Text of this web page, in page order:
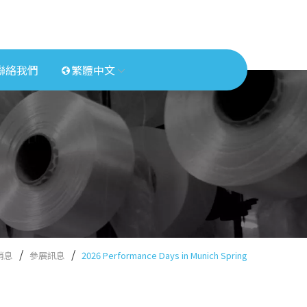
絡我們 繁體中文
息 參展訊息 2026 Performance Days in Munich Spring